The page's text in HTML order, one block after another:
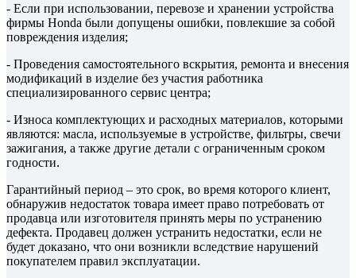
- Если при использовании, перевозе и хранении устройства
фирмы Honda были допущены ошибки, повлекшие за собой
повреждения изделия;
- Проведения самостоятельного вскрытия, ремонта и внесения
модификаций в изделие без участия работника
специализированного сервис центра;
- Износа комплектующих и расходных материалов, которыми
являются: масла, используемые в устройстве, фильтры, свечи
зажигания, а также другие детали с ограниченным сроком
годности.
Гарантийный период – это срок, во время которого клиент,
обнаружив недостаток товара имеет право потребовать от
продавца или изготовителя принять меры по устранению
дефекта. Продавец должен устранить недостатки, если не
будет доказано, что они возникли вследствие нарушений
покупателем правил эксплуатации.